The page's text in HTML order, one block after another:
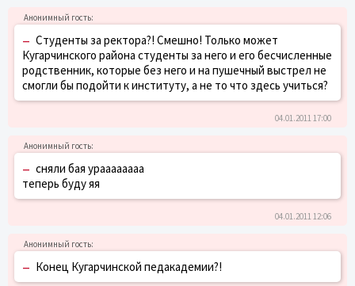
– Студенты за ректора?! Смешно! Только может
Кугарчинского района студенты за него и его бесчисленные
родственник, которые без него и на пушечный выстрел не
смогли бы подойти к институту, а не то что здесь учиться?
04.01.2011 17:00
– сняли бая ураааааааа
теперь буду яя
04.01.2011 12:06
– Конец Кугарчинской педакадемии?!